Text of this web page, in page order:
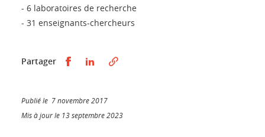
- 6 laboratoires de recherche
- 31 enseignants-chercheurs
Partager Partager sur Facebook
Partager sur LinkedIn
Publié le 7 novembre 2017
Mis à jour le 13 septembre 2023